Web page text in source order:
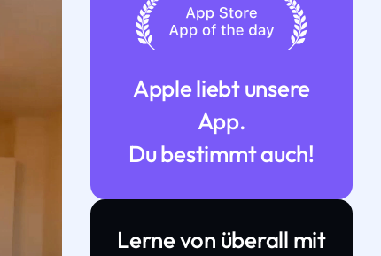
Apple liebt unsere
App.
Du bestimmt auch!
Lerne von überall mit